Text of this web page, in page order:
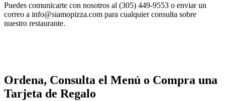
Puedes comunicarte con nosotros al (305) 449-9553 o enviar un
correo a info@siamopizza.com para cualquier consulta sobre
nuestro restaurante.
Ordena, Consulta el Menú o Compra una
Tarjeta de Regalo